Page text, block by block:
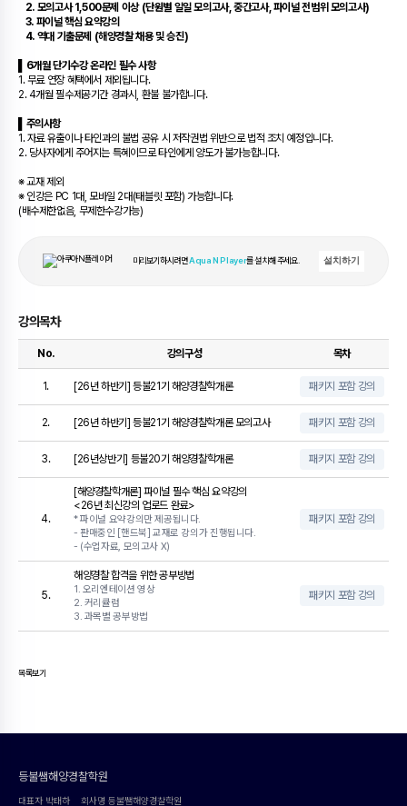
2. 모의고사 1,500문제 이상 (단원별 일일 모의고사, 중간고사, 파이널 전범위 모의고사)
3. 파이널 핵심 요약강의
4. 역대 기출문제 (해양경찰 채용 및 승진)
▌6개월 단기수강 온라인 필수 사항
1. 무료 연장 혜택에서 제외됩니다.
2. 4개월 필수제공기간 경과시, 환불 불가합니다.
▌주의사항
1. 자료 유출이나 타인과의 불법 공유 시 저작권법 위반으로 법적 조치 예정입니다.
2. 당사자에게 주어지는 특혜이므로 타인에게 양도가 불가능합니다.
※ 교재 제외
※ 인강은 PC 1대, 모바일 2대(태블릿 포함) 가능합니다.
(배수제한없음, 무제한수강가능)
미리보기하시려면Aqua N Player를 설치해 주세요. 설치하기
강의목차
No. 강의구성 목차
1. [26년 하반기] 등불21기 해양경찰학개론 패키지 포함 강의
2. [26년 하반기] 등불21기 해양경찰학개론 모의고사 패키지 포함 강의
3. [26년상반기] 등불20기 해양경찰학개론 패키지 포함 강의
4.
[해양경찰학개론] 파이널 필수 핵심 요약강의
<26년 최신강의 업로드 완료>
* 파이널 요약강의만 제공됩니다.
- 판매중인 [핸드북] 교재로 강의가 진행됩니다.
- (수업자료, 모의고사 X)
패키지 포함 강의
5.
해양경찰 합격을 위한 공부방법
1. 오리엔테이션 영상
2. 커리큘럼
3. 과목별 공부방법
패키지 포함 강의
목록보기
등불쌤해양경찰학원
대표자 박태하 회사명 등불쌤해양경찰학원